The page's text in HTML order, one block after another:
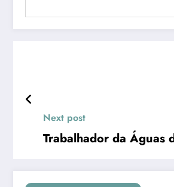
Next post
Trabalhador da Águas